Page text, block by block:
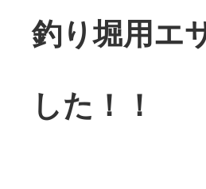
釣り堀用エ
した！！